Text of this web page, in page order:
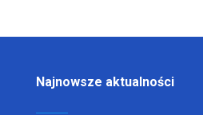
Najnowsze aktualności